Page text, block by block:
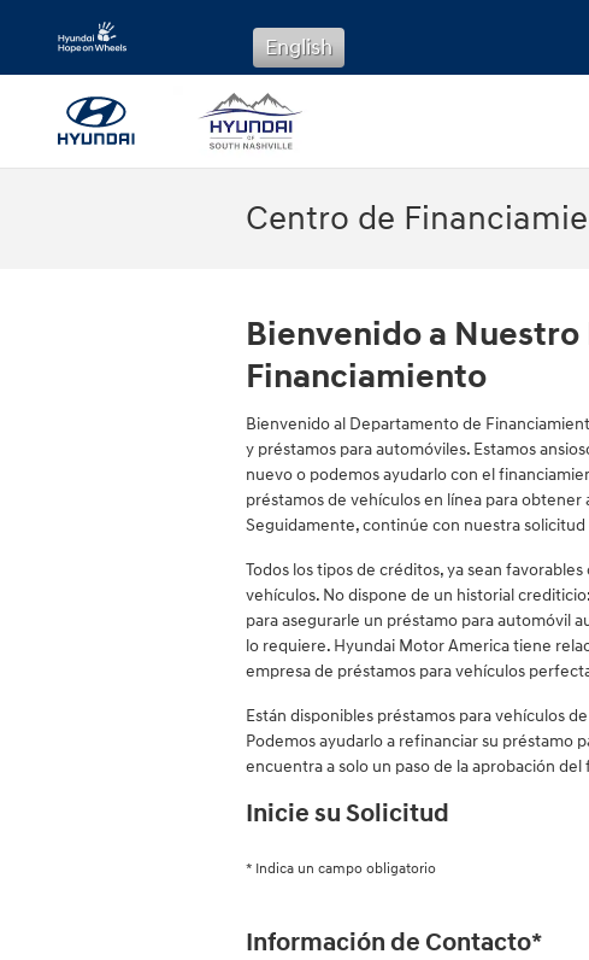
English
Centro de
Bienvenido a
Financiamiento
Bienvenido al Departamento de
y préstamos para automóviles. Estamos
nuevo o podemos ayudarlo con el
préstamos de vehículos en línea para
Seguidamente, continúe con nuestra
Todos los tipos de créditos, ya sean
vehículos. No dispone de un historial
para asegurarle un préstamo para automóvil
lo requiere. Hyundai Motor America tiene
empresa de préstamos para vehículos
Están disponibles préstamos para vehículos
Podemos ayudarlo a refinanciar su préstamo
encuentra a solo un paso de la aprobación
Inicie su Solicitud
* Indica un campo obligatorio
Información de Contacto*